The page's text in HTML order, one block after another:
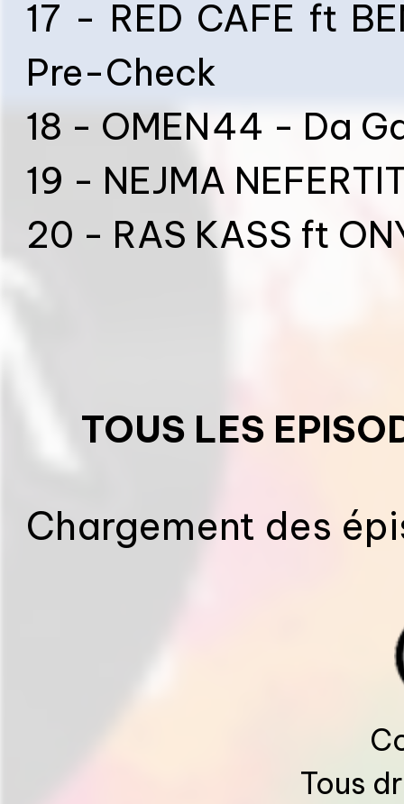
17 - RED CAFE ft
Pre-Check
18 - OMEN44 - Da
19 - NEJMA
20 - RAS KASS ft
TOUS LES
Chargement des
Tous